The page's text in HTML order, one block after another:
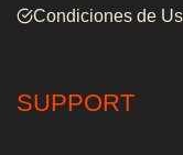
Condiciones de
SUPPORT